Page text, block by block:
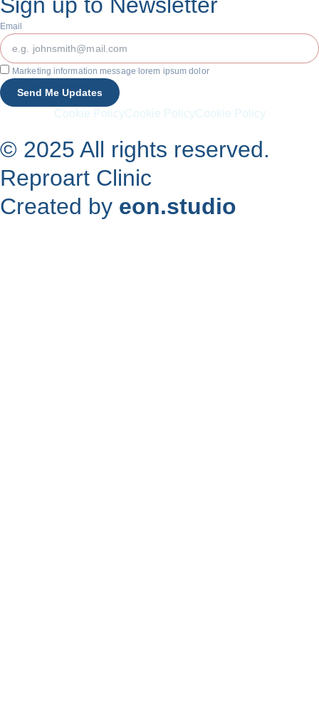
Sign up to Newsletter
Email
Marketing information message lorem ipsum dolor
Send Me Updates
Cookie PolicyCookie PolicyCookie Policy
© 2025 All rights reserved.
Reproart Clinic
Created by eon.studio